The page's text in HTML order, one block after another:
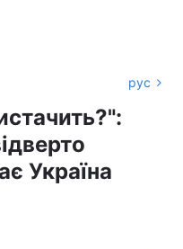
рус
Україна